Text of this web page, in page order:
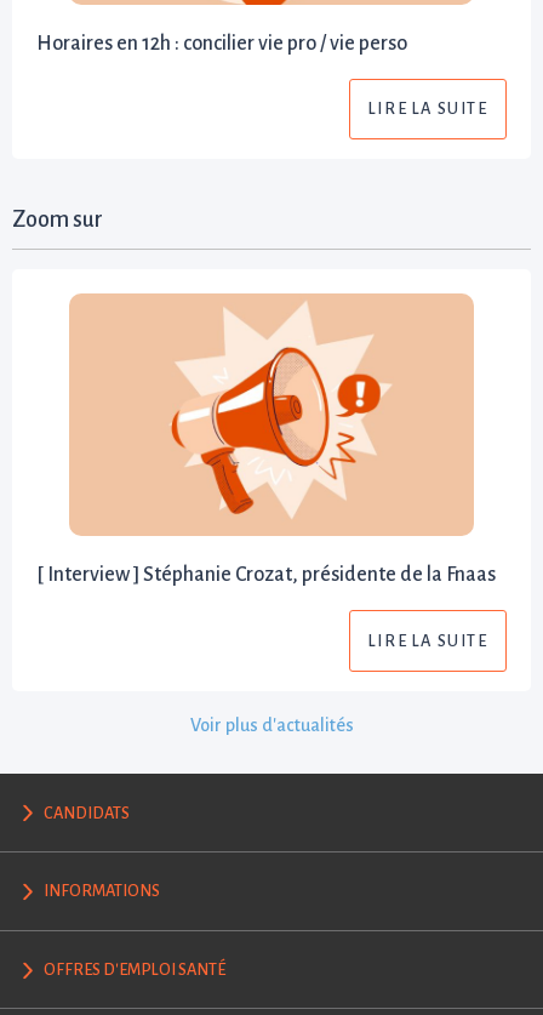
Horaires en 12h : concilier vie pro / vie perso
LIRE LA SUITE
Zoom sur
[ Interview ] Stéphanie Crozat, présidente de la Fnaas
LIRE LA SUITE
Voir plus d'actualités
CANDIDATS
INFORMATIONS
OFFRES D'EMPLOI SANTÉ